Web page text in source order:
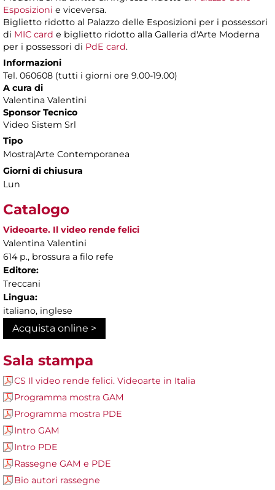
Esposizioni e viceversa.
Biglietto ridotto al Palazzo delle Esposizioni per i possessori
di MIC card e biglietto ridotto alla Galleria d'Arte Moderna
per i possessori di PdE card.
Informazioni
Tel. 060608 (tutti i giorni ore 9.00-19.00)
A cura di
Valentina Valentini
Sponsor Tecnico
Video Sistem Srl
Tipo
Mostra|Arte Contemporanea
Giorni di chiusura
Lun
Catalogo
Videoarte. Il video rende felici
Valentina Valentini
614 p., brossura a filo refe
Editore:
Treccani
Lingua:
italiano, inglese
Acquista online >
Sala stampa
CS Il video rende felici. Videoarte in Italia
Programma mostra GAM
Programma mostra PDE
Intro GAM
Intro PDE
Rassegne GAM e PDE
Bio autori rassegne